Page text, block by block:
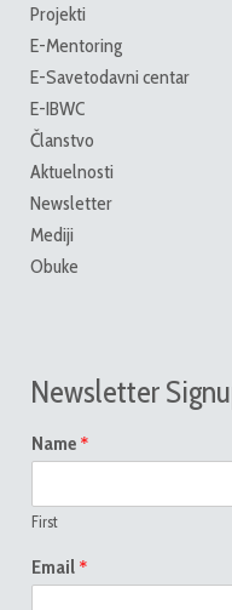
Projekti
E-Mentoring
E-Savetodavni centar
E-IBWC
Članstvo
Aktuelnosti
Newsletter
Mediji
Obuke
Newsletter
Name *
First
Email *